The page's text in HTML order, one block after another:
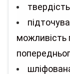
можливість